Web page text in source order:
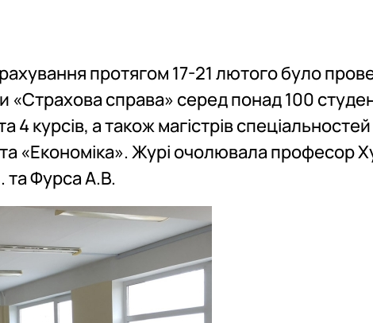
Волонтерський рух
Річні звіти
Презентація
протягом 17-21 лютого було
«Страхова справа» серед понад 100
4 курсів, а також магістрів
«Економіка». Журі очолювала професор
та Фурса А.В.